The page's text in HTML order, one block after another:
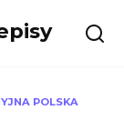
POLSKA